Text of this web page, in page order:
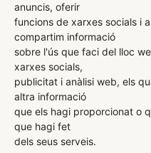
anuncis, oferir
funcions de xarxes socials i
compartim informació
sobre l'ús que faci del lloc
xarxes socials,
publicitat i anàlisi web, els
altra informació
que els hagi proporcionat o
que hagi fet
dels seus serveis.
AVÍS LEGAL
POLÍTICA DE COOKIES
POLÍTICA DE PRIVACITAT
ORGANITZA: